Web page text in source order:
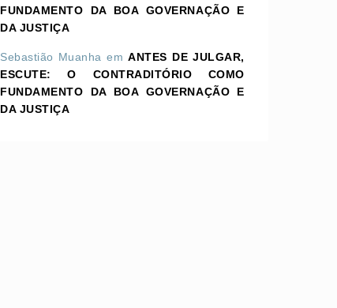
FUNDAMENTO DA BOA GOVERNAÇÃO E
DA JUSTIÇA
Sebastião Muanha emANTES DE JULGAR,
ESCUTE: O CONTRADITÓRIO COMO
FUNDAMENTO DA BOA GOVERNAÇÃO E
DA JUSTIÇA